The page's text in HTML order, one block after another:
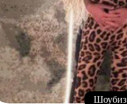
Шоубиз